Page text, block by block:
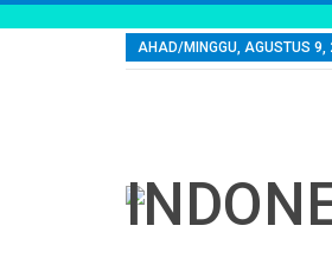
AHAD/MINGGU, AGUSTUS 9,